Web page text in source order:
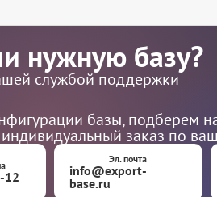
нужную базу?
службой поддержки
базы, подберем
индивидуальный заказ по
12
Эл. почта
info@export-
base.ru